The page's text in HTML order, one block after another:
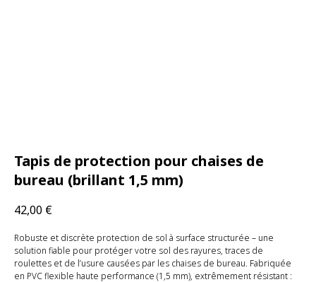
Tapis de protection pour chaises de
bureau (brillant 1,5 mm)
42,00 €
Robuste et discrète protection de sol à surface structurée – une
solution fiable pour protéger votre sol des rayures, traces de
roulettes et de l’usure causées par les chaises de bureau. Fabriquée
en PVC flexible haute performance (1,5 mm), extrêmement résistant :